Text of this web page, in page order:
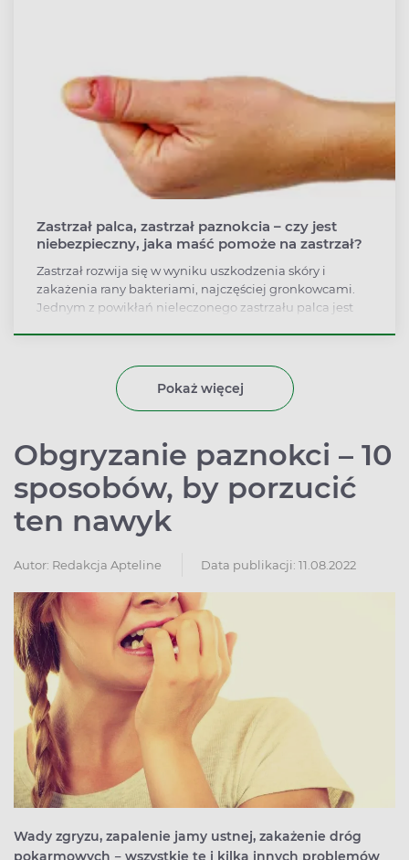
Zastrzał palca, zastrzał paznokcia – czy jest
niebezpieczny, jaka maść pomoże na zastrzał?
Zastrzał rozwija się w wyniku uszkodzenia skóry i
zakażenia rany bakteriami, najczęściej gronkowcami.
Jednym z powikłań nieleczonego zastrzału palca jest
zminimalizować ryzyko zastrzału, pamiętajmy, by nie
lekceważyć skaleczeń i prawidłowo je pielęgnować.
Pokaż więcej
Obgryzanie paznokci – 10
sposobów, by porzucić
ten nawyk
Autor: Redakcja Apteline Data publikacji: 11.08.2022
Wady zgryzu, zapalenie jamy ustnej, zakażenie dróg
pokarmowych − wszystkie te i kilka innych problemów